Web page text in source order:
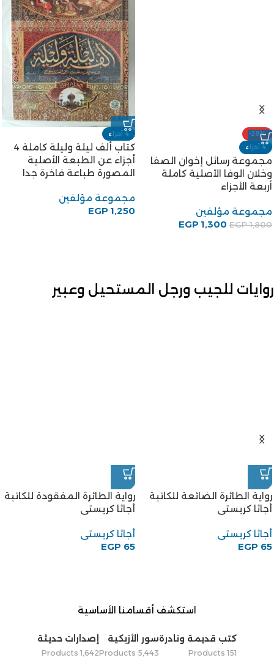
4 أجزاء
كتاب ألف ليلة وليلة كاملة 4
أجزاء عن الطبعة الأصلية
المصورة طباعة فاخرة جدا
مجموعة مؤلفين
EGP 1,250
روايات للجيب ورجل المستحيل وعبير
استكشف أقسامنا الأساسية
كتب قديمة ونادرة
151 Products
سور الأزبكية
5٬443 Products
إصدارات حديثة
1٬642 Products